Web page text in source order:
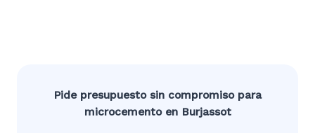
Pide presupuesto sin compromiso para
microcemento en Burjassot